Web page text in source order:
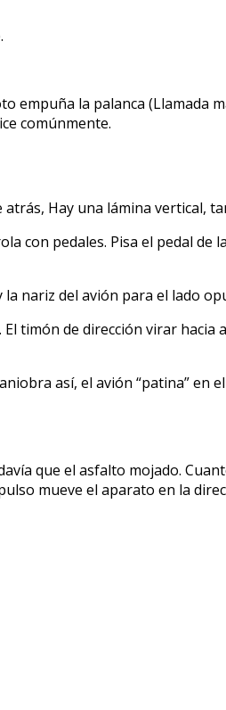
empuña la palanca (Llamada
comúnmente.
atrás, Hay una lámina vertical,
con pedales. Pisa el pedal de
nariz del avión para el lado
timón de dirección virar
así, el avión “patina”
que el asfalto mojado.
mueve el aparato en la